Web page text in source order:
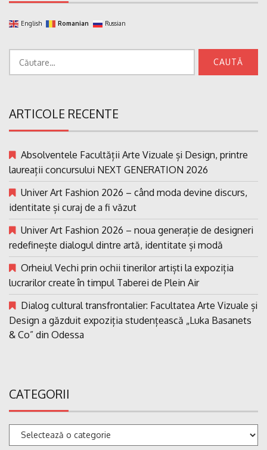
English Romanian Russian
ARTICOLE RECENTE
Absolventele Facultății Arte Vizuale și Design, printre
laureații concursului NEXT GENERATION 2026
Univer Art Fashion 2026 – când moda devine discurs,
identitate și curaj de a fi văzut
Univer Art Fashion 2026 – noua generație de designeri
redefinește dialogul dintre artă, identitate și modă
Orheiul Vechi prin ochii tinerilor artiști la expoziția
lucrarilor create în timpul Taberei de Plein Air
Dialog cultural transfrontalier: Facultatea Arte Vizuale și
Design a găzduit expoziția studențească „Luka Basanets
& Co” din Odessa
CATEGORII
Categorii